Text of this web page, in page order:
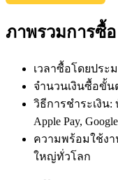
ฟิวเจอร์ส COIN-M
ฟิวเจอร์สสกุลเงิ
TradFi
อนุพันธ์ของหุ้น
ภาพรวมการซื้อ
เวลาซื้อโดยประ
จำนวนเงินซื้อขั้น
วิธีการชำระเงิน:
Apple Pay,
ความพร้อมใช้งา
ใหญ่ทั่วโลก